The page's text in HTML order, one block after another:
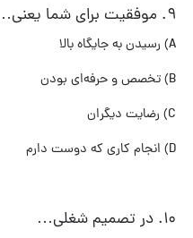
۹. موفقیت برای شما
A) رسیدن به جایگاه بالا
B) تخصص و حرفه‌ای بودن
C) رضایت دیگران
D) انجام کاری که دوست دارم
۱۰. در تصمیم شغلی…